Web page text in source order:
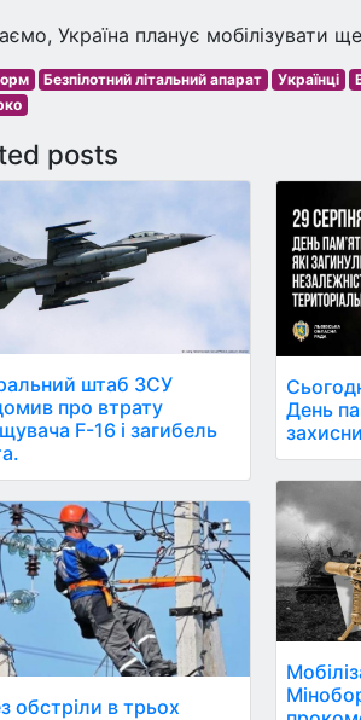
Україна планує мобілізувати
Безпілотний літальний апарат Українці
posts
штаб ЗСУ
про втрату
F-16 і загибель
обстріли в трьох
День